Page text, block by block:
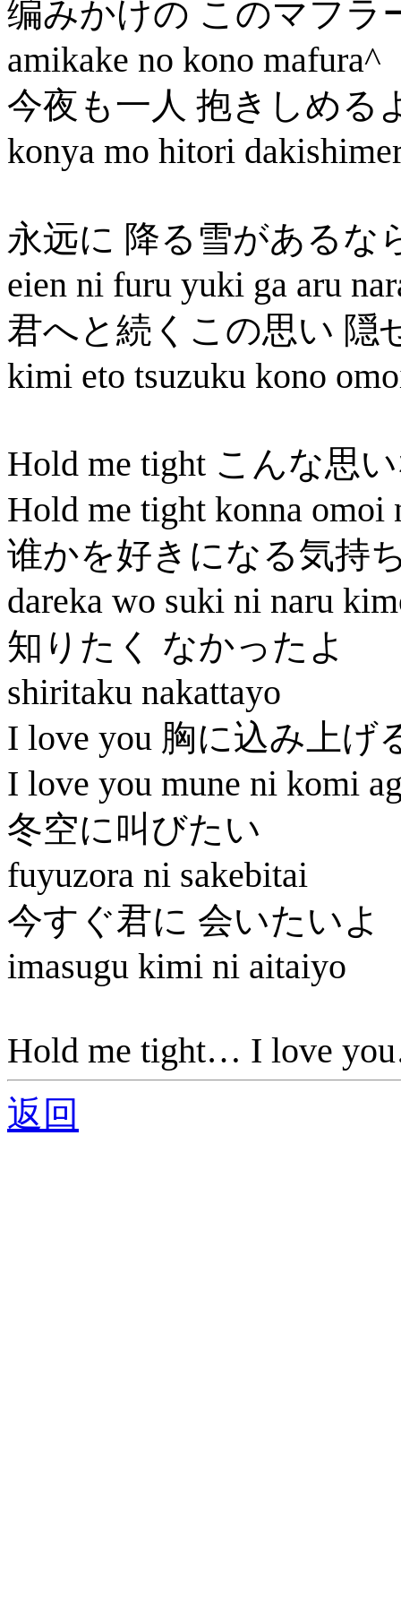
编みかけの このマフラ
amikake no kono mafura^
今夜も一人 抱きしめる
konya mo hitori
永远に 降る雪があるな
eien ni furu yuki ga aru
君へと続くこの思い 隠
kimi eto tsuzuku kono
Hold me tight こんな思
Hold me tight konna omoi
谁かを好きになる気持
dareka wo suki ni naru
知りたく なかったよ
shiritaku nakattayo
I love you 胸に込み上げ
I love you mune ni komi
冬空に叫びたい
fuyuzora ni sakebitai
今すぐ君に 会いたいよ
imasugu kimi ni aitaiyo
Hold me tight… I love
返回